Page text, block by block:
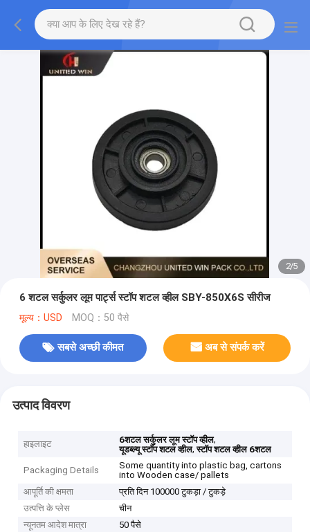
2/5
6 शटल सर्कुलर लूम पार्ट्स स्टॉप शटल व्हील SBY-850X6S सीरीज
मूल्य：USD MOQ：50 पैसे
सबसे अच्छी कीमत अब से संपर्क करें
उत्पाद विवरण
हाइलाइट 6शटल सर्कुलर लूम स्टॉप व्हील,
यूडब्ल्यू स्टॉप शटल व्हील,स्टॉप शटल व्हील 6शटल
Packaging Details
Some quantity into plastic bag, cartons
into Wooden case/ pallets
आपूर्ति की क्षमता
प्रति दिन 100000 टुकड़ा / टुकड़े
उत्पत्ति के प्लेस
चीन
न्यूनतम आदेश मात्रा
50 पैसे